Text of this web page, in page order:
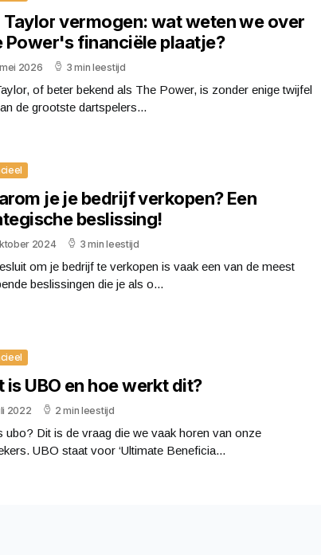
Taylor vermogen: wat weten we over
Power's financiële plaatje?
2026 3 min leestijd
of beter bekend als The Power, is zonder enige twijfel
de grootste dartspelers...
je je bedrijf verkopen? Een
beslissing!
2024 3 min leestijd
om je bedrijf te verkopen is vaak een van de meest
beslissingen die je als o...
is UBO en hoe werkt dit?
2022 2 min leestijd
ubo? Dit is de vraag die we vaak horen van onze
UBO staat voor ‘Ultimate Beneficia...